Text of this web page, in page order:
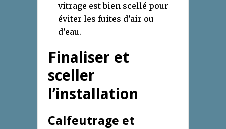
vitrage est bien scellé pour
éviter les fuites d’air ou
d’eau.
Finaliser et
sceller
l’installation
Calfeutrage et